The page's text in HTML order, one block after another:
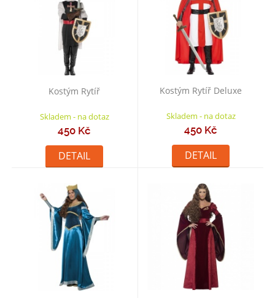
Kostým Rytíř
Skladem - na dotaz
450 Kč
DETAIL
Kostým Rytíř Deluxe
Skladem - na dotaz
450 Kč
DETAIL